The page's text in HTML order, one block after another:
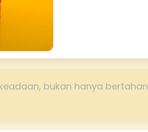
bukan hanya bertahan